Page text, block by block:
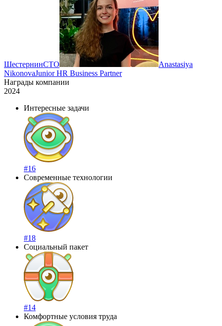
ШестернинСТО
Anastasiya
NikonovaJunior HR Business Partner
Награды компании
2024
Интересные задачи
#16
Современные технологии
#18
Социальный пакет
#14
Комфортные условия труда